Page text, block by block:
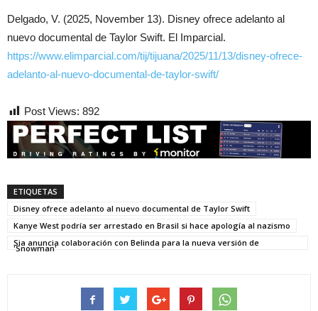
Delgado, V. (2025, November 13). Disney ofrece adelanto al
nuevo documental de Taylor Swift. El Imparcial.
https://www.elimparcial.com/tij/tijuana/2025/11/13/disney-ofrece-
adelanto-al-nuevo-documental-de-taylor-swift/
Post Views: 892
ETIQUETAS
Disney ofrece adelanto al nuevo documental de Taylor Swift
Kanye West podría ser arrestado en Brasil si hace apología al nazismo
Sia anuncia colaboración con Belinda para la nueva versión de
'Snowman'